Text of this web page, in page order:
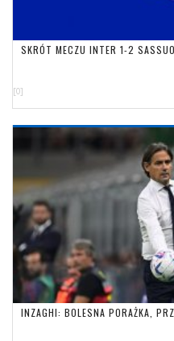
SKRÓT MECZU INTER 1-2
[0]
INZAGHI: BOLESNA PORAŻKA,